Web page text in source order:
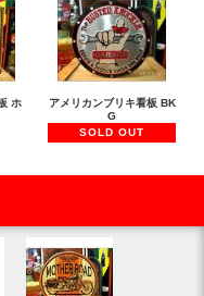
ホ
アメリカンブリキ看板 BK
G
SOLD OUT